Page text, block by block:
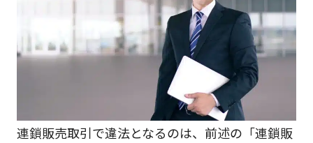
連鎖販売取引で違法となるのは、前述の「連鎖販